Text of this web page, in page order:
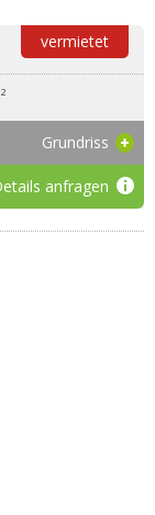
vermietet
Grundriss
anfragen